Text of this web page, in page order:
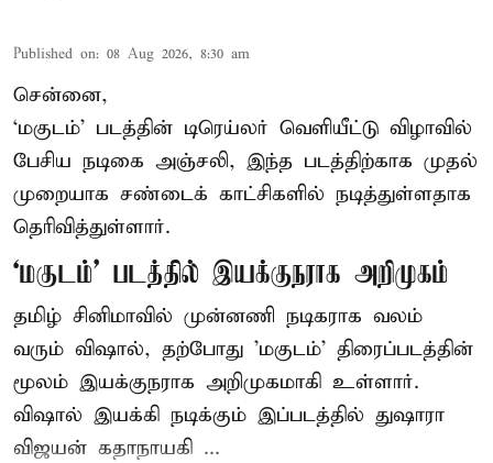
Published on: 08 Aug 2026, 8:30 am
சென்னை,
‘மகுடம்’ படத்தின் டிரெய்லர் வெளியீட்டு விழாவில்
பேசிய நடிகை அஞ்சலி, இந்த படத்திற்காக முதல்
முறையாக சண்டைக் காட்சிகளில் நடித்துள்ளதாக
தெரிவித்துள்ளார்.
‘மகுடம்’ படத்தில் இயக்குநராக அறிமுகம்
தமிழ் சினிமாவில் முன்னணி நடிகராக வலம்
வரும் விஷால், தற்போது 'மகுடம்' திரைப்படத்தின்
மூலம் இயக்குநராக அறிமுகமாகி உள்ளார்.
விஷால் இயக்கி நடிக்கும் இப்படத்தில் துஷாரா
விஜயன் கதாநாயகி ...